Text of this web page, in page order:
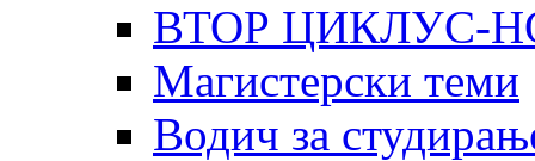
ВТОР ЦИКЛУС-
Магистерски теми
Водич за